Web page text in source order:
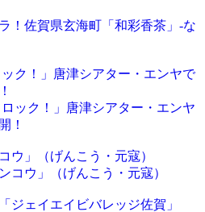
ク！」唐津シアター・エンヤで
ウ」（げんこう・元寇）
ジェイエイビバレッジ佐賀」